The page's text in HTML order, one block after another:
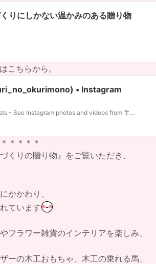
りにしかない温かみのある贈り物
こちらから。
• Instagram
220 Followers, 0 Following, 80 Posts - See Instagram photos and videos from 手づくりの贈物 (@tedukuri_no_okurimono)
＊＊＊＊
くりの贈り物』をご覧いただき、
かかわり、
ています
フラワー雑貨のインテリアを楽しみ、
ーの木工おもちゃ、木工の乗れる馬、